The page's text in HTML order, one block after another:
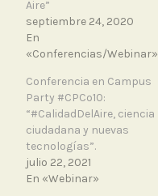
Aire”
septiembre 24, 2020
En
«Conferencias/Webinar»
Conferencia en Campus
Party #CPCo10:
“#CalidadDelAire, ciencia
ciudadana y nuevas
tecnologías”.
julio 22, 2021
En «Webinar»